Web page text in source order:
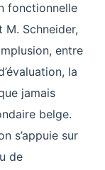
fonctionnelle
M. Schneider,
entre
la
jamais
belge.
s’appuie sur
de